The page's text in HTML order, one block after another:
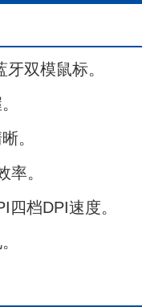
双模鼠标。
。
率。
四档DPI速度。